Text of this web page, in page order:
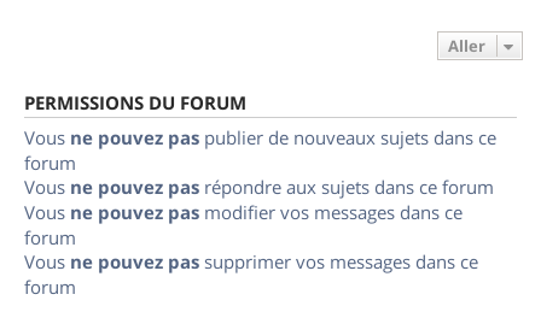
Aller
PERMISSIONS DU FORUM
Vous ne pouvez pas publier de nouveaux sujets dans ce
forum
Vous ne pouvez pas répondre aux sujets dans ce forum
Vous ne pouvez pas modifier vos messages dans ce
forum
Vous ne pouvez pas supprimer vos messages dans ce
forum